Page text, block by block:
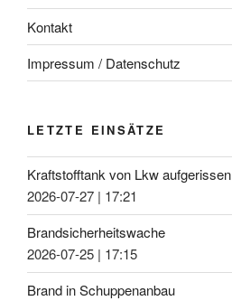
Kontakt
Impressum / Datenschutz
LETZTE EINSÄTZE
Kraftstofftank von Lkw aufgerissen
2026-07-27 | 17:21
Brandsicherheitswache
2026-07-25 | 17:15
Brand in Schuppenanbau